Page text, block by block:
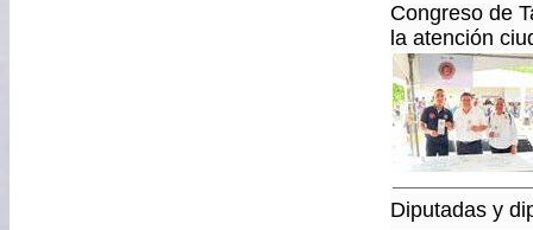
Congreso de
la atención
Diputadas y